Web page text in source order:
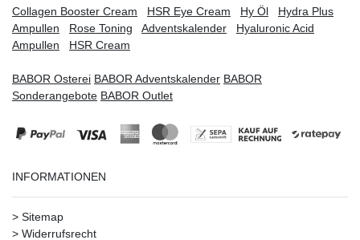
Collagen Booster Cream HSR Eye Cream Hy Öl
Hydra Plus
Ampullen
Rose Toning Adventskalender
Hyaluronic Acid
Ampullen
HSR Cream
BABOR Osterei BABOR Adventskalender BABOR
Sonderangebote BABOR Outlet
INFORMATIONEN
> Sitemap
> Widerrufsrecht